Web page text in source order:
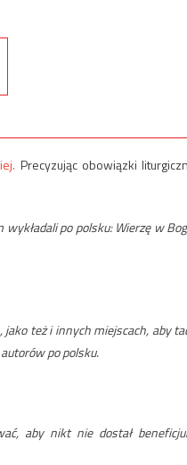
Precyzując obowiązki
po polsku: Wierzę w
też i innych miejscach, aby
po polsku.
aby nikt nie dostał